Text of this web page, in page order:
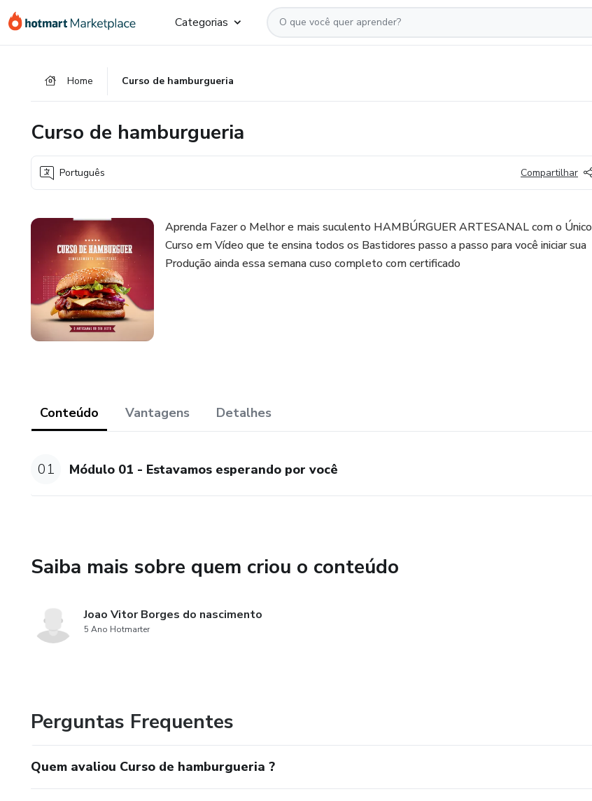
para
para
para
Categorias
Home Curso de hamburgueria
Curso de hamburgueria
Português Compartilhar
Aprenda Fazer o Melhor e mais suculento HAMBÚRGUER ARTESANAL com o Único
Curso em Vídeo que te ensina todos os Bastidores passo a passo para você iniciar sua
Produção ainda essa semana cuso completo com certificado
Conteúdo Vantagens Detalhes
01 Módulo 01 - Estavamos esperando por você
Saiba mais sobre quem criou o conteúdo
Joao Vitor Borges do nascimento
5 Ano Hotmarter
Perguntas Frequentes
Quem avaliou Curso de hamburgueria ?